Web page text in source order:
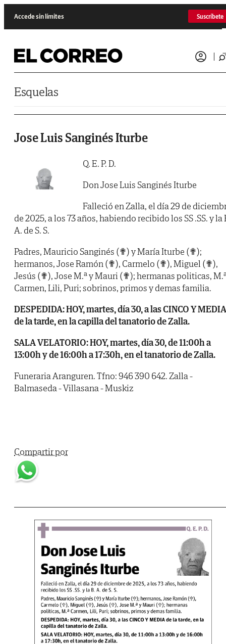
Accede sin límites Suscríbete
Esquelas
Jose Luis Sanginés Iturbe
Q. E. P. D.
Don Jose Luis Sanginés Iturbe
Falleció en Zalla, el día 29 de
de 2025, a los 73 años, habiendo recibido los SS .SS. y la
A. de S. S.
Padres, Mauricio Sanginés (✟) y María Iturbe (✟);
hermanos, Jose Ramón (✟), Carmelo (✟), Miguel (✟),
Jesús (✟), Jose M.ª y Mauri (✟); hermanas politicas,
Carmen, Lili, Puri; sobrinos, primos y demas familia.
DESPEDIDA: HOY, martes, día 30, a las CINCO Y MEDIA
de la tarde, en la capilla del tanatorio de Zalla.
SALA VELATORIO: HOY, martes, día 30, de 11:00h a
13:00h y de 16:00h a 17:30h, en el tanatorio de Zalla.
Funeraria Aranguren. Tfno: 946 390 642. Zalla -
Balmaseda - Villasana - Muskiz
Compartir por